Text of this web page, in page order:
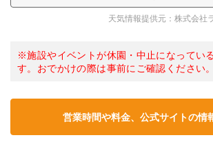
天気情報提供元：株式会社
※施設やイベントが休園・中止になってい
す。おでかけの際は事前にご確認ください。
営業時間や料金、公式サイトの情